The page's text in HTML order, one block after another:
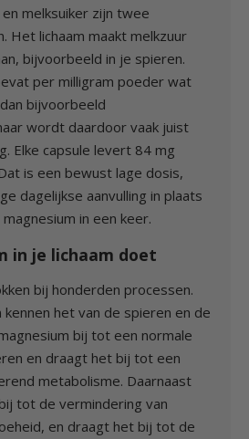
melksuiker zijn twee
Het lichaam maakt melkzuur
bijvoorbeeld in je spieren.
per milligram poeder wat
bijvoorbeeld
wordt daardoor vaak juist
Elke capsule levert 84 mg
is een bewust lage dosis,
dagelijkse aanvulling in plaats
in een keer.
in je lichaam doet
bij honderden processen.
het van de spieren en de
bij tot een normale
en draagt het bij tot een
metabolisme. Daarnaast
tot de vermindering van
en draagt het bij tot de